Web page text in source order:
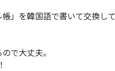
」を韓国語で書いて交換し
で大丈夫。